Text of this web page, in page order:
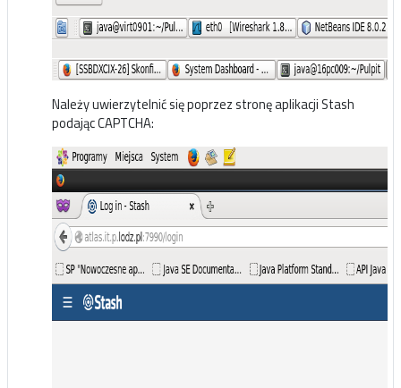
Należy uwierzytelnić się poprzez stronę aplikacji Stash
podając CAPTCHA: